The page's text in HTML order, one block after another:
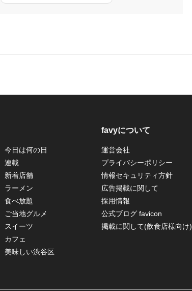
今日は何の日
連載
新着店舗
ラーメン
食べ放題
ご当地グルメ
スイーツ
カフェ
美味しい渋谷区
favyについて
運営会社
プライバシーポリシー
情報セキュリティ方針
広告掲載に関して
採用情報
公式ブログ favicon
掲載に関して(飲食店様向け)